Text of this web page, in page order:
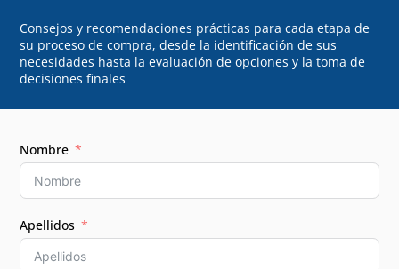
Consejos y recomendaciones prácticas para cada etapa de
su proceso de compra, desde la identificación de sus
necesidades hasta la evaluación de opciones y la toma de
decisiones finales
Nombre
Apellidos